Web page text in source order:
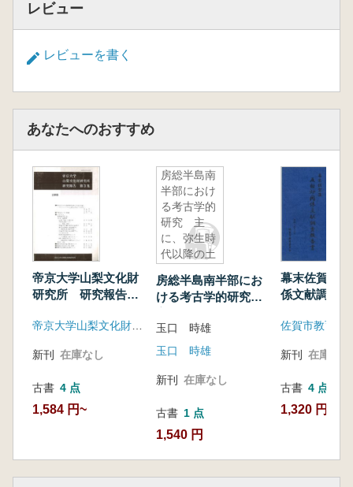
1.砂鉄母岩の採取
2.鉄穴流しを実験室で再現
3.砂鉄の含有率と精鉱対象砂鉄比
7.母岩調査採取砂鉄の化学分析
第7章 総括
1.和鋼博物館所蔵俵囲一博士資料(砂鉄・粘土)
について
2.砥波と周辺地域の鉄穴について
3.砥波上鉄穴の構造と時期について
4.おわりに
砥波上鉄穴砂鉄選鉱場 写真図版
レビュー
レビューを書く
あなたへのおすすめ
帝京大学山梨文化財
研究所 研究報告
新刊 在庫なし
古書 4 点
1,584 円~
房総半島南
半部におけ
る考古学的
研究 主
に、弥生時
代以降の土
して
房総半島南半部にお
ける考古学的研究
の土器を中心として
玉口 時雄
玉口 時雄
新刊 在庫なし
古書 1 点
1,540 円
幕末佐賀藩
係文献調査
佐賀市教育委
新刊 在庫なし
古書 4 点
1,320 円~